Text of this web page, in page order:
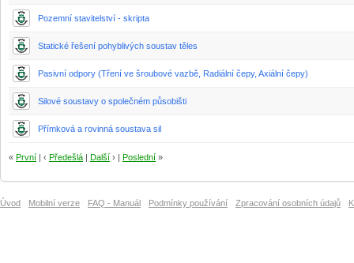
Pozemní stavitelství - skripta
Statické řešení pohyblivých soustav těles
Pasivní odpory (Tření ve šroubové vazbě, Radiální čepy, Axiální čepy)
Silové soustavy o společném působišti
Přímková a rovinná soustava sil
« První | ‹ Předešlá Další › | Poslední »
Úvod Mobilní verze FAQ - Manuál Podmínky používání Zpracování osobních údajů